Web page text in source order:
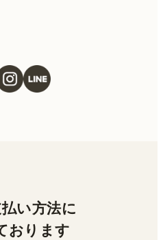
い方法に
おります